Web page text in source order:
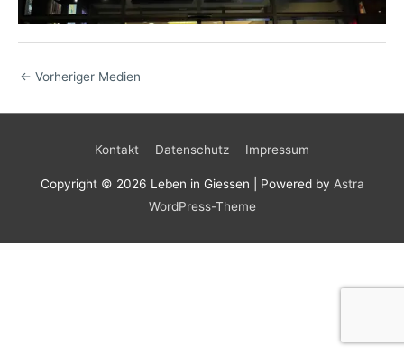
← Vorheriger Medien
Kontakt Datenschutz Impressum
Copyright © 2026 Leben in Giessen | Powered by Astra
WordPress-Theme